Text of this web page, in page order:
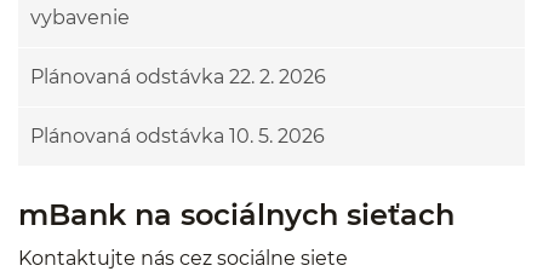
vybavenie
Plánovaná odstávka 22. 2. 2026
Plánovaná odstávka 10. 5. 2026
mBank na sociálnych sieťach
Kontaktujte nás cez sociálne siete